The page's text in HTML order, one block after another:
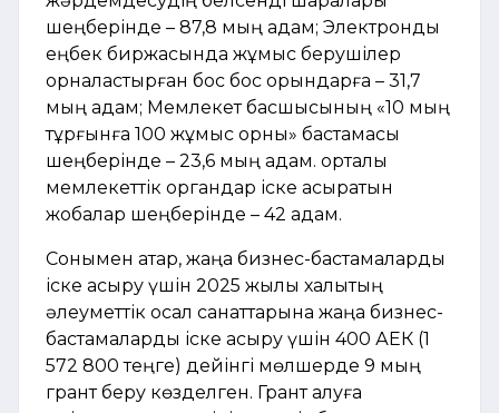
шеңберінде – 87,8 мың адам; Электрондық
еңбек биржасында жұмыс берушілер
орналастырған бос бос орындарға – 31,7
мың адам; Мемлекет басшысының «10 мың
тұрғынға 100 жұмыс орны» бастамасы
шеңберінде – 23,6 мың адам. орталық
мемлекеттік органдар іске асыратын
жобалар шеңберінде – 42 адам.
Сонымен қатар, жаңа бизнес-бастамаларды
іске асыру үшін 2025 жылы халықтың
әлеуметтік осал санаттарына жаңа бизнес-
бастамаларды іске асыру үшін 400 АЕК (1
572 800 теңге) дейінгі мөлшерде 9 мың
грант беру көзделген. Грант алуға